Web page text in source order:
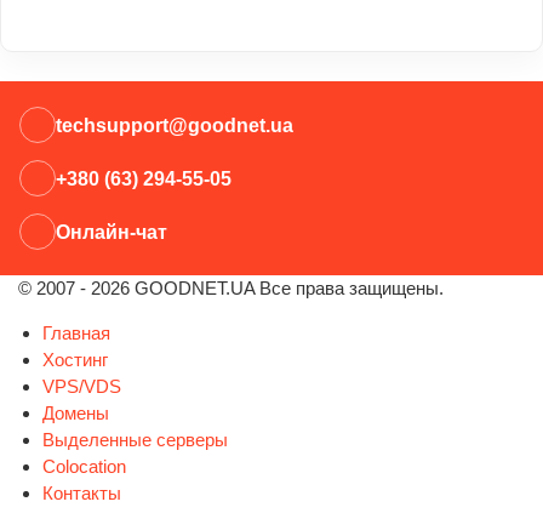
techsupport@goodnet.ua
+380 (63) 294-55-05
Онлайн-чат
© 2007 - 2026 GOODNET.UA Все права защищены.
Главная
Хостинг
VPS/VDS
Домены
Выделенные серверы
Colocation
Контакты